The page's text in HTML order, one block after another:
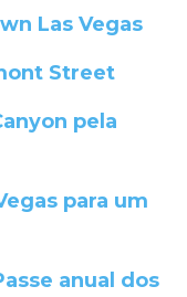
Las Vegas
Street
pela
para um
anual dos